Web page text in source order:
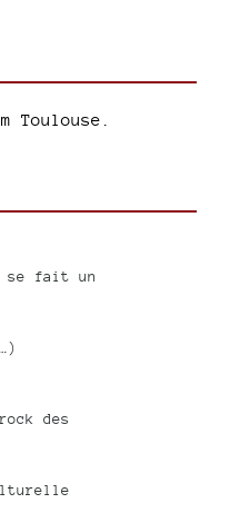
Toulouse.
se fait un
des